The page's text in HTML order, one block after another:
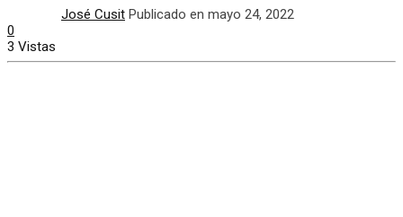
José Cusit Publicado en mayo 24, 2022
0
3 Vistas